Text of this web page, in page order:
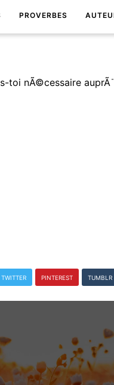
PROVERBES
TWITTER PINTEREST TUMBLR